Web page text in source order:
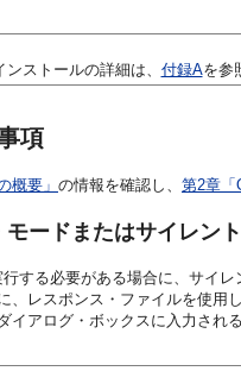
ストールの詳細は、 付録Aを参
項
概要」 の情報を確認し、 第2章「
モードまたはサイレン
する必要がある場合に、サイ
、レスポンス・ファイルを使
イアログ・ボックスに入力され